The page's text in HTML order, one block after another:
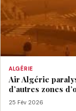
ALGÉRIE
Air Algérie
d’autres zones
25 Fév 2026